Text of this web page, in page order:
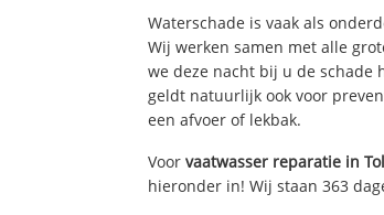
Waterschade is vaak als
Wij werken samen met alle
we deze nacht bij u de schade
geldt natuurlijk ook voor
een afvoer of lekbak.
Voorvaatwasser reparatie in
hieronder in! Wij staan 363